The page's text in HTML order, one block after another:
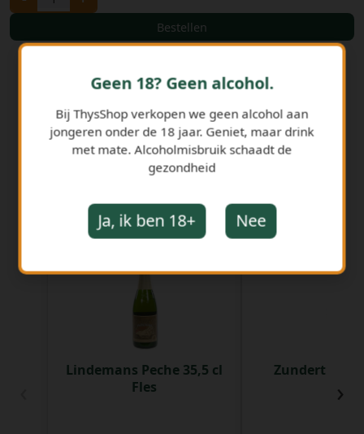
Bestellen
GERELATEERDE PRODUCTEN
Lindemans Peche 35,5 cl
Fles
Zundert 10 33
›
Geen 18? Geen alcohol.
Bij ThysShop verkopen we geen alcohol aan
jongeren onder de 18 jaar. Geniet, maar drink
met mate. Alcoholmisbruik schaadt de
gezondheid
Ja, ik ben 18+ Nee